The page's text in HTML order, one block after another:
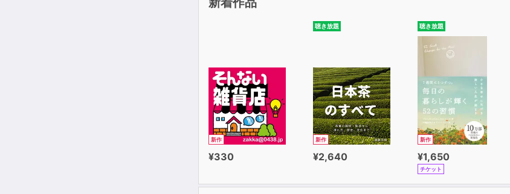
第３章：３週間で最強の「ランナー体質」に変身できる
・Ｌ－グルタミンが貧血、免疫力低下を防ぐ
第４章：決定版・ビルドアップ走と峠走で走りを変えろ
・15キロビルドアップ走、岩本式インターバル走のやり方
・峠走で４つの能力をバラバラに鍛えてみる
・月間走行距離の６分の１が１回に走って良い距離
・峠走は月間走行距離の10分の１を基本とする
第５章：型破りレースマネジメントで自己ベスト更新！
新作
¥330
聴き放題
新作
¥2,640
聴き放題
新作
¥1,650
チケット